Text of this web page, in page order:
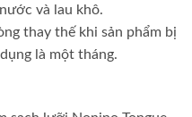
và lau khô.
thay thế khi sản phẩm bị
là một tháng.